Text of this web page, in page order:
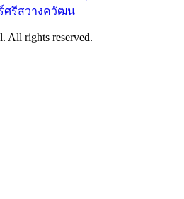
ศรีสวางควัฒน
All rights reserved.